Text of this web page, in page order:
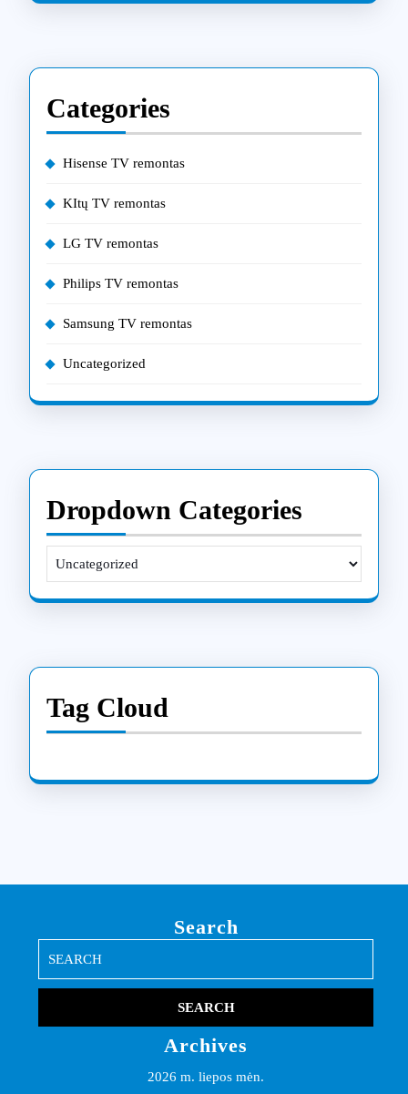
Categories
Hisense TV remontas
KItų TV remontas
LG TV remontas
Philips TV remontas
Samsung TV remontas
Uncategorized
Dropdown Categories
Tag Cloud
Search
for:
Archives
2026 m. liepos mėn.